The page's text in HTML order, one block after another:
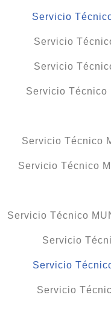
Servicio
Servicio
Servicio
Servicio Técnico
Servicio Técnico
Servicio Técnico
Servicio Técnico
Servicio
Servicio
Servicio